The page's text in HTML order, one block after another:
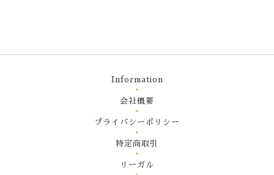
Information
会社概要
プライバシーポリシー
特定商取引
リーガル